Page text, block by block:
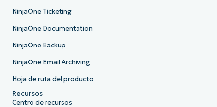
NinjaOne Ticketing
NinjaOne Documentation
NinjaOne Backup
NinjaOne Email Archiving
Hoja de ruta del producto
Recursos
Centro de recursos